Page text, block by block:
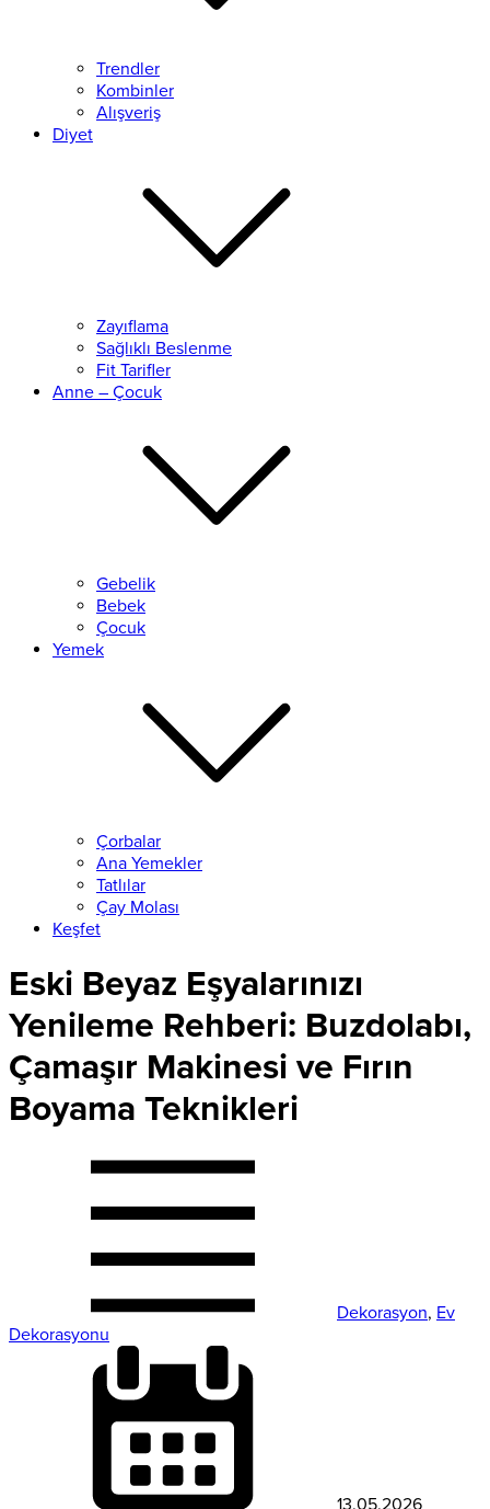
Trendler
Kombinler
Alışveriş
Diyet
Zayıflama
Sağlıklı Beslenme
Fit Tarifler
Anne – Çocuk
Gebelik
Bebek
Çocuk
Yemek
Çorbalar
Ana Yemekler
Tatlılar
Çay Molası
Keşfet
Eski Beyaz Eşyalarınızı
Yenileme Rehberi: Buzdolabı,
Çamaşır Makinesi ve Fırın
Boyama Teknikleri
Dekorasyon, Ev
Dekorasyonu
13.05.2026